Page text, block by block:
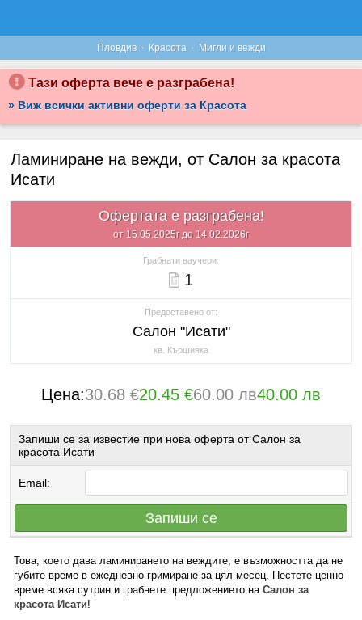
Пловдив · Красота · Мигли и вежди
Тази оферта вече е разграбена!
» Виж всички активни оферти за Красота
Ламиниране на вежди, от Салон за красота
Исати
Офертата е разграбена!
от 15.05.2025г до 14.02.2026г
Грабнати ваучери:
1
Предоставено от:
Салон "Исати"
кв. Кършияка
Цена:30.68 €20.45 €60.00 лв40.00 лв
Запиши се за известие при нова оферта от Салон за
красота Исати
Email:
Запиши се
Това, което дава ламинирането на веждите, е възможността да не
губите време в ежедневно гримиране за цял месец. Пестете ценно
време всяка сутрин и грабнете предложението на Салон за
красота Исати!